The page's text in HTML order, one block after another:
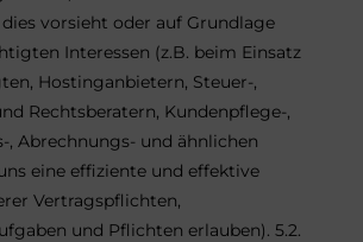
vorsieht oder auf Grundlage
Interessen (z.B. beim Einsatz
Hostinganbietern, Steuer-,
Rechtsberatern, Kundenpflege-,
, Abrechnungs- und ähnlichen
eine effiziente und effektive
Vertragspflichten,
und Pflichten erlauben). 5.2.